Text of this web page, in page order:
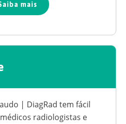
mais
| DiagRad tem fácil
radiologistas e